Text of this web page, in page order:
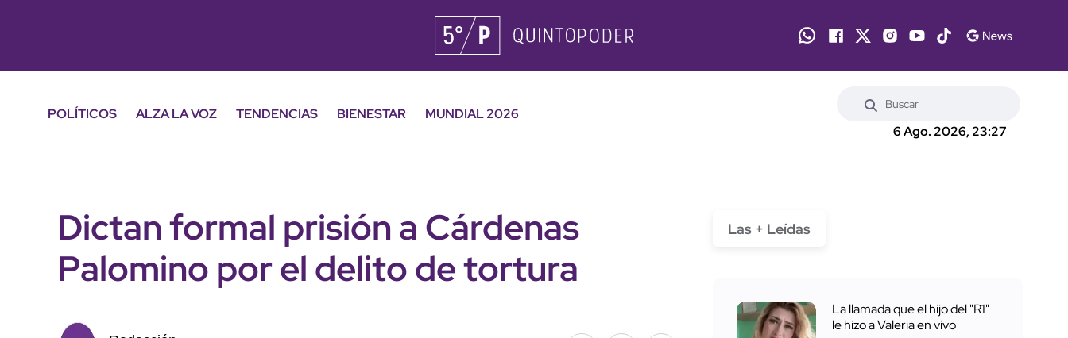
POLÍTICOS ALZA LA VOZ TENDENCIAS BIENESTAR
MUNDIAL 2026
6 Ago. 2026, 23:27
Dictan formal prisión a Cárdenas
Palomino por el delito de tortura
Las + Leídas
La llamada que el hijo del "R1"
le hizo a Valeria en vivo